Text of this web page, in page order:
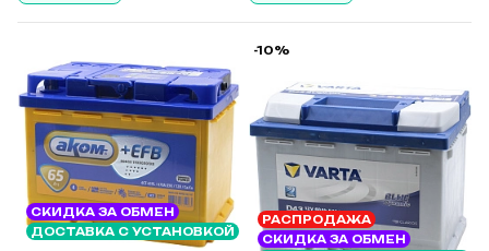
СКИДКА ЗА ОБМЕН
ДОСТАВКА С УСТАНОВКОЙ
-10%
РАСПРОДАЖА
СКИДКА ЗА ОБМЕН